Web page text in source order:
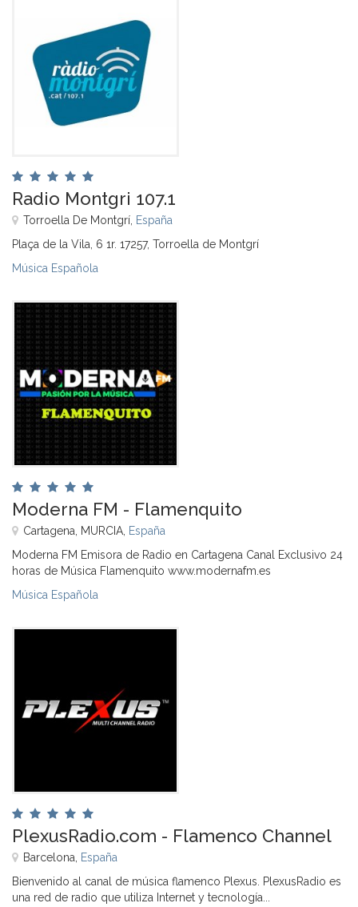
Radio Montgri 107.1
Torroella De Montgrí, España
Plaça de la Vila, 6 1r. 17257, Torroella de Montgrí
Música Española
Moderna FM - Flamenquito
Cartagena, MURCIA, España
Moderna FM Emisora de Radio en Cartagena Canal Exclusivo 24
horas de Música Flamenquito www.modernafm.es
Música Española
PlexusRadio.com - Flamenco Channel
Barcelona, España
Bienvenido al canal de música flamenco Plexus. PlexusRadio es
una red de radio que utiliza Internet y tecnología...